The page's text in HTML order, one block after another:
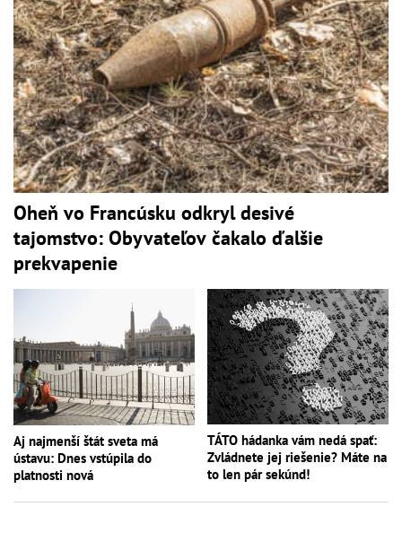
Oheň vo Francúsku odkryl desivé
tajomstvo: Obyvateľov čakalo ďalšie
prekvapenie
Aj najmenší štát sveta má
ústavu: Dnes vstúpila do
platnosti nová
TÁTO hádanka vám nedá spať:
Zvládnete jej riešenie? Máte na
to len pár sekúnd!